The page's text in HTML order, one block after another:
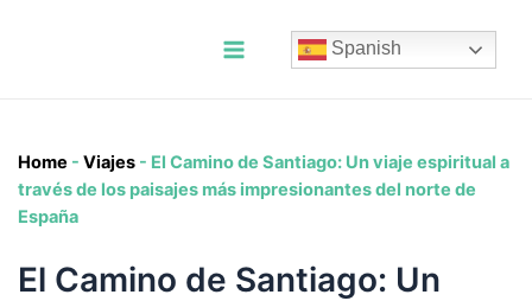
Spanish
Home - Viajes- El Camino de Santiago: Un viaje espiritual a
través de los paisajes más impresionantes del norte de
España
El Camino de Santiago: Un